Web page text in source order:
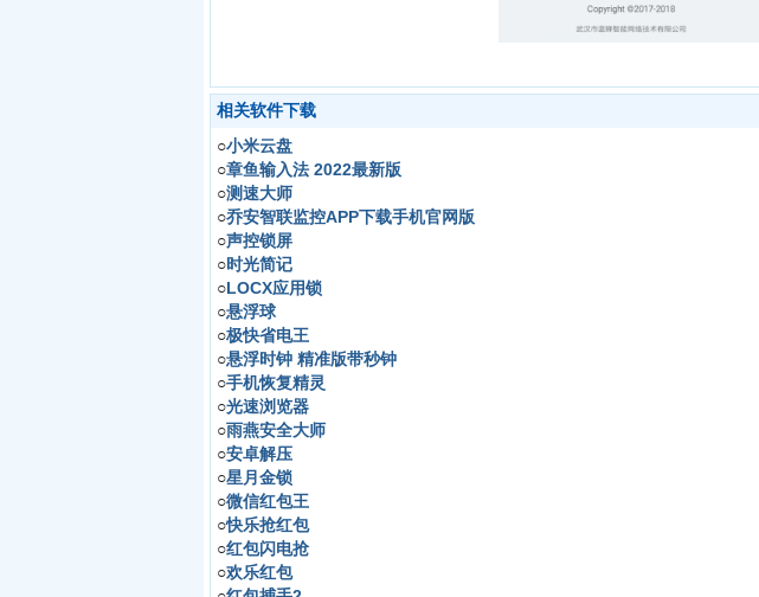
相关软件下载
○小米云盘
○章鱼输入法 2022最新版
○测速大师
○乔安智联监控APP下载手机官网版
○声控锁屏
○时光简记
○LOCX应用锁
○悬浮球
○极快省电王
○悬浮时钟 精准版带秒钟
○手机恢复精灵
○光速浏览器
○雨燕安全大师
○安卓解压
○星月金锁
○微信红包王
○快乐抢红包
○红包闪电抢
○欢乐红包